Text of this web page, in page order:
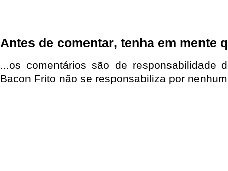
Antes de comentar, tenha em mente
...os comentários são de responsabilidade
Bacon Frito não se responsabiliza por